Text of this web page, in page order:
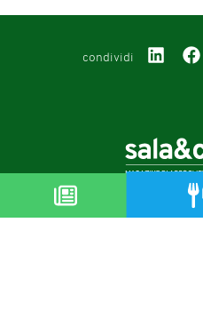
condividi
Copyright ©